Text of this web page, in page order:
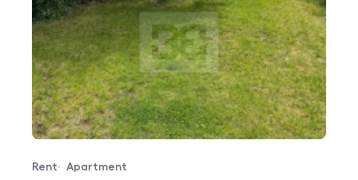
Offer type
Rent
Property type
Apartment